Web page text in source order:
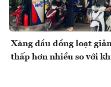
Xăng dầu đồng loạt
thấp hơn nhiều so với